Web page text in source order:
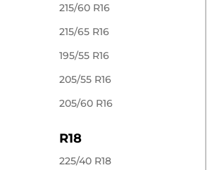
215/60 R16
215/65 R16
195/55 R16
205/55 R16
205/60 R16
R18
225/40 R18